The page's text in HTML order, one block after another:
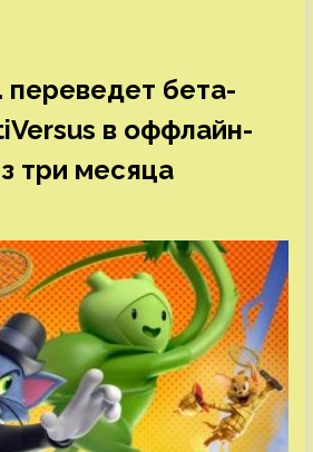
переведет бета-
в оффлайн-
три месяца